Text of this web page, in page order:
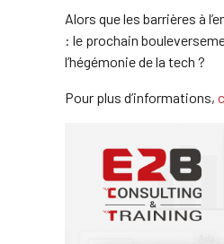
Alors que les barrières à
: le prochain
l’hégémonie de la tech ?
Pour plus d’informations,